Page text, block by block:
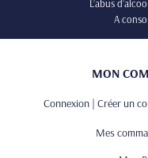
L’abus
A
MON
Connexion | Créer un
Mes